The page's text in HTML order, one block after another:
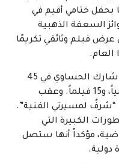
بحفل ختامي أقيم في
السعفة الذهبية
عرض فيلم وثائقي تكريمًا
العام.
بمسيرة فنية امتدت لأربعة عقود، شارك الحساوي في 45
عملاً مسرحياً، و90 مسلسلاً تلفزيونياً، و15 فيلماً. وعقب
“شرفٌ لمسيرتي الفنية”.
الكبيرة التي
مؤكداً أنها ستصل
دولية.